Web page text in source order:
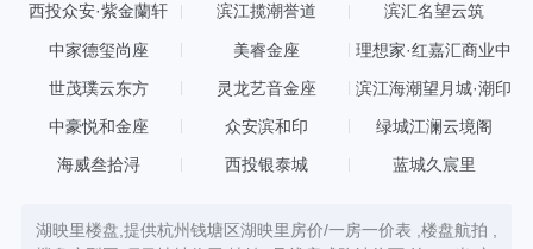
西投众安·紫金蘭轩 滨江揽潮誉道 滨汇名望云筑
中家德玺尚座 美睿金座
理想家·红嘉汇商业中
世茂璞云东方 灵龙艺音金座 滨江海潮望月城·潮印
中豪悦和金座 众安滨和印 绿城江澜云境阁
海威叁拾浔 西投银泰城 蓝城久宸里
湖映里楼盘,提供杭州钱塘区湖映里房价/一房一价表 ,楼盘航拍 ,